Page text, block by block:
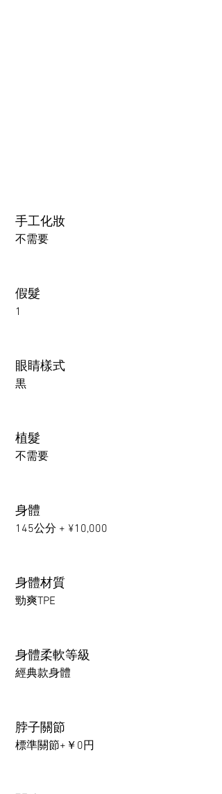
手工化妝
不需要
假髮
1
眼睛樣式
黒
植髮
不需要
身體
145公分 + ¥10,000
身體材質
勁爽TPE
身體柔軟等級
經典款身體
脖子關節
標準關節+￥0円